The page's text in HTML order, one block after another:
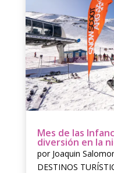
Mes de las
diversión en la
por Joaquin
DESTINOS